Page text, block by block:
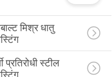
मिश्र धातु
प्रतिरोधी स्टील